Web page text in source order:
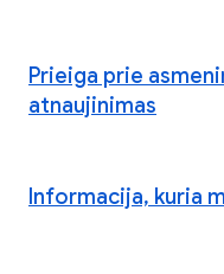
Prieiga prie
atnaujinimas
Informacija, kuria